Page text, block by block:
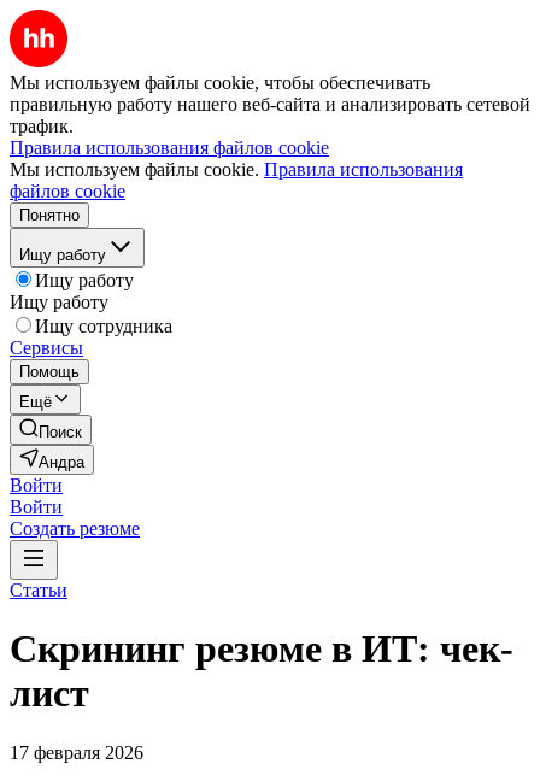
Мы используем файлы cookie, чтобы обеспечивать
правильную работу нашего веб-сайта и анализировать сетевой
трафик.
Правила использования файлов cookie
Мы используем файлы cookie. Правила использования
файлов cookie
Понятно
Ищу работу
Ищу работу
Ищу работу
Ищу сотрудника
Сервисы
Помощь
Ещё
Поиск
Андра
Войти
Войти
Создать резюме
Статьи
Скрининг резюме в ИТ: чек-
лист
17 февраля 2026